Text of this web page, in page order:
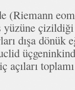
(Riemann
yüzüne
dışa dönük